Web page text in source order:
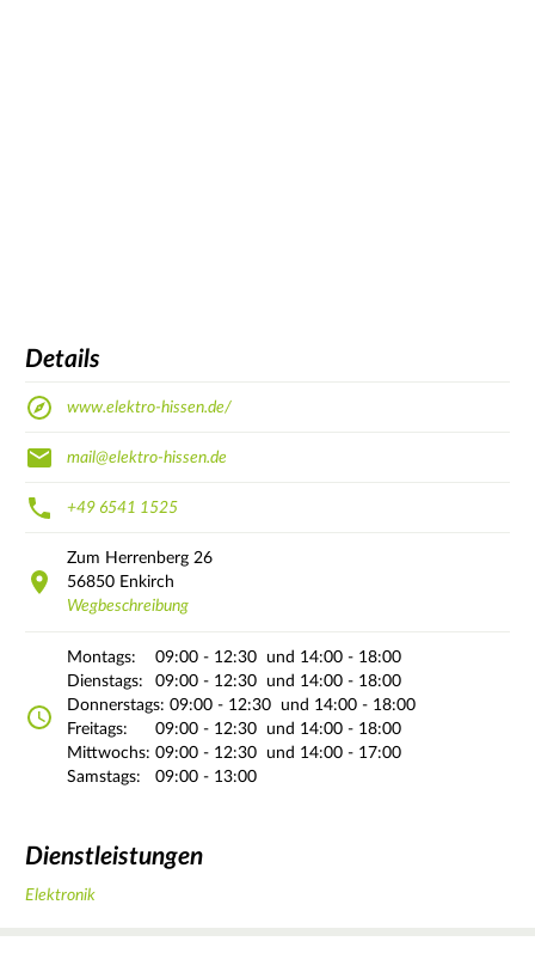
Details
www.elektro-hissen.de/
mail@elektro-hissen.de
+49 6541 1525
Zum Herrenberg 26
56850 Enkirch
Wegbeschreibung
Montags: 09:00 - 12:30
und 14:00 - 18:00
Dienstags:
09:00 - 12:30
und 14:00 - 18:00
Donnerstags: 09:00 - 12:30
und 14:00 - 18:00
Freitags:
09:00 - 12:30
und 14:00 - 18:00
Mittwochs: 09:00 - 12:30
und 14:00 - 17:00
Samstags:
09:00 - 13:00
Dienstleistungen
Elektronik